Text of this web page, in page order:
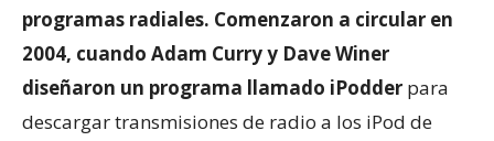
programas radiales. Comenzaron a circular en
2004, cuando Adam Curry y Dave Winer
diseñaron un programa llamado iPodder para
descargar transmisiones de radio a los iPod de